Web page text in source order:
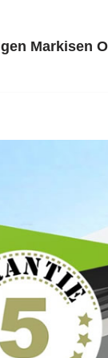
Markisen